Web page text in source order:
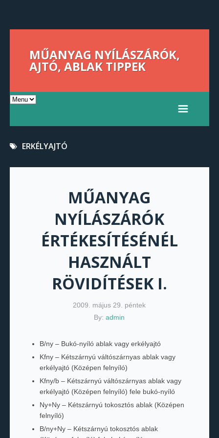
MŰANYAG NYÍLÁSZÁRÓK,
AJTÓ, ABLAK TIPPEK
ERKÉLYAJTÓ
MŰANYAG
NYÍLÁSZÁRÓK
ÉRTÉKESÍTÉSÉNÉL
HASZNÁLT
RÖVIDÍTÉSEK I.
2009. május 29. péntek
By:admin
B/ny – Bukó-nyíló ablak vagy erkélyajtó
Kfny – Kétszárnyú váltószárnyas ablak vagy
erkélyajtó (Középen felnyíló)
Kfny/b – Kétszárnyú váltószárnyas ablak vagy
erkélyajtó (Középen felnyíló) fele bukó-nyíló
Ny+Ny – Kétszárnyú tokosztós ablak (Középen
felnyíló)
B/ny+Ny – Kétszárnyú tokosztós ablak